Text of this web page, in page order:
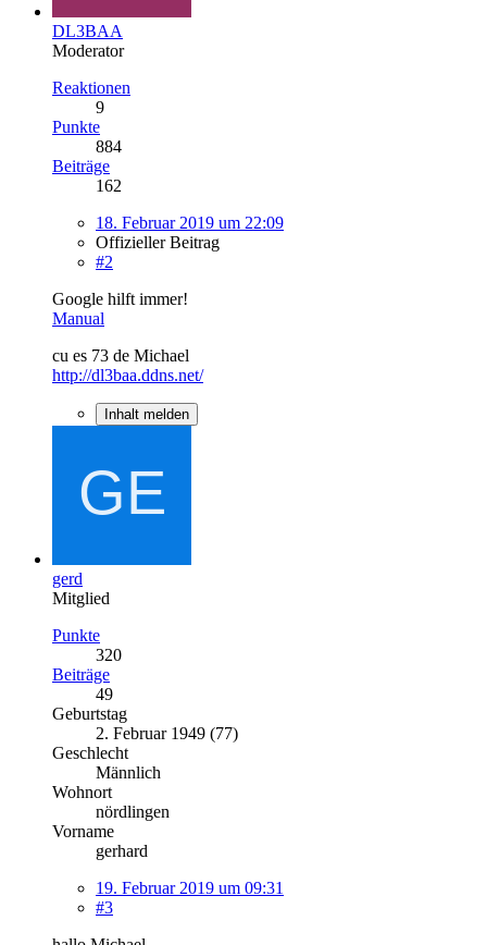
DL3BAA
Moderator
Reaktionen
9
Punkte
884
Beiträge
162
18. Februar 2019 um 22:09
Offizieller Beitrag
#2
Google hilft immer!
Manual
cu es 73 de Michael
http://dl3baa.ddns.net/
Inhalt melden
gerd
Mitglied
Punkte
320
Beiträge
49
Geburtstag
2. Februar 1949 (77)
Geschlecht
Männlich
Wohnort
nördlingen
Vorname
gerhard
19. Februar 2019 um 09:31
#3